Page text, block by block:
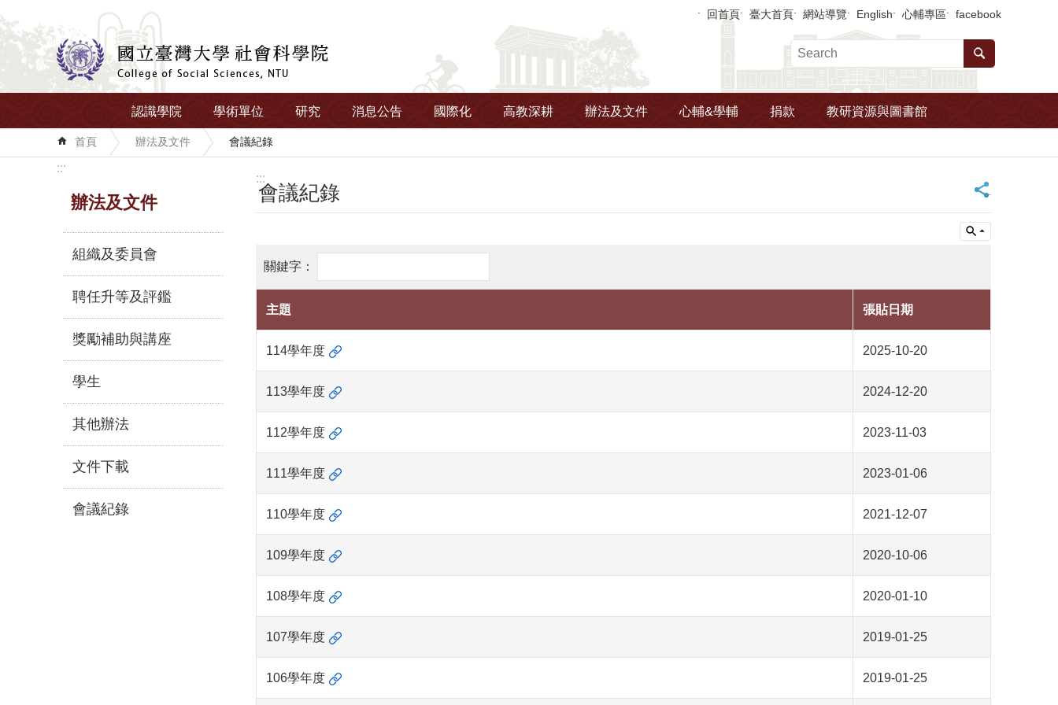
跳到主要內容區塊 回首頁 臺大首頁 網站導覽 English 心輔專區 facebook
認識學院 學術單位 研究 消息公告 國際化 高教深耕 辦法及文件 心輔&學輔 捐款 教研資源與圖書館
首頁 辦法及文件 會議紀錄
:::
辦法及文件
組織及委員會
聘任升等及評鑑
獎勵補助與講座
學生
其他辦法
文件下載
會議紀錄
:::
會議紀錄 _
主題 張貼日期
114學年度 2025-10-20
113學年度 2024-12-20
112學年度 2023-11-03
111學年度 2023-01-06
110學年度 2021-12-07
109學年度 2020-10-06
108學年度 2020-01-10
107學年度 2019-01-25
106學年度 2019-01-25